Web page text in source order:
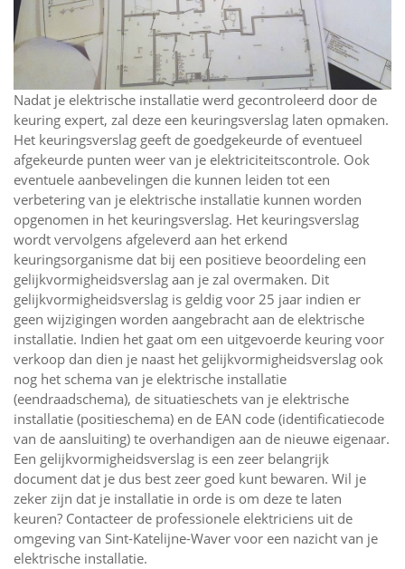
Nadat je elektrische installatie werd gecontroleerd door de
keuring expert, zal deze een keuringsverslag laten opmaken.
Het keuringsverslag geeft de goedgekeurde of eventueel
afgekeurde punten weer van je elektriciteitscontrole. Ook
eventuele aanbevelingen die kunnen leiden tot een
verbetering van je elektrische installatie kunnen worden
opgenomen in het keuringsverslag. Het keuringsverslag
wordt vervolgens afgeleverd aan het erkend
keuringsorganisme dat bij een positieve beoordeling een
gelijkvormigheidsverslag aan je zal overmaken. Dit
gelijkvormigheidsverslag is geldig voor 25 jaar indien er
geen wijzigingen worden aangebracht aan de elektrische
installatie. Indien het gaat om een uitgevoerde keuring voor
verkoop dan dien je naast het gelijkvormigheidsverslag ook
nog het schema van je elektrische installatie
(eendraadschema), de situatieschets van je elektrische
installatie (positieschema) en de EAN code (identificatiecode
van de aansluiting) te overhandigen aan de nieuwe eigenaar.
Een gelijkvormigheidsverslag is een zeer belangrijk
document dat je dus best zeer goed kunt bewaren. Wil je
zeker zijn dat je installatie in orde is om deze te laten
keuren? Contacteer de professionele elektriciens uit de
omgeving van Sint-Katelijne-Waver voor een nazicht van je
elektrische installatie.